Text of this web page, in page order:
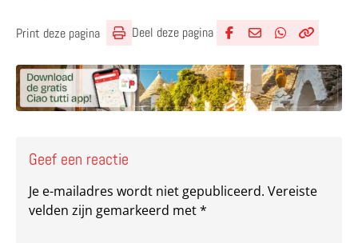
Print deze pagina Deel deze pagina
Geef een reactie
Je e-mailadres wordt niet gepubliceerd. Vereiste
velden zijn gemarkeerd met*